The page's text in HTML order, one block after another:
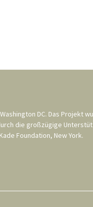
DC. Das Projekt
die großzügige
Foundation, New York.